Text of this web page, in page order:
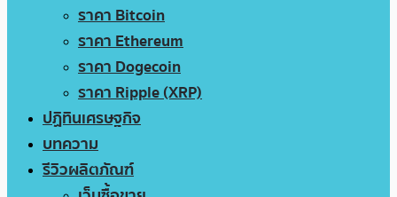
ราคา Bitcoin
ราคา Ethereum
ราคา Dogecoin
ราคา Ripple (XRP)
ปฏิทินเศรษฐกิจ
บทความ
รีวิวผลิตภัณฑ์